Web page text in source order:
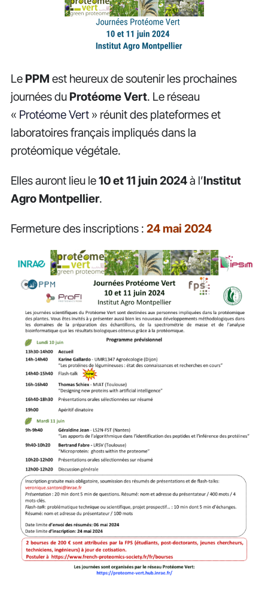
LePPM est heureux de soutenir les prochaines
journées duProtéome Vert. Le réseau
« Protéome Vert » réunit des plateformes et
laboratoires français impliqués dans la
protéomique végétale.
Elles auront lieu le10 et 11 juin 2024à l’Institut
Agro Montpellier.
Fermeture des inscriptions : 24 mai 2024